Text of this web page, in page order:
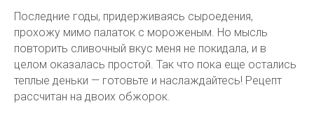
Последние годы, придерживаясь сыроедения,
прохожу мимо палаток с мороженым. Но мысль
повторить сливочный вкус меня не покидала, и в
целом оказалась простой. Так что пока еще остались
теплые деньки — готовьте и наслаждайтесь! Рецепт
рассчитан на двоих обжорок.